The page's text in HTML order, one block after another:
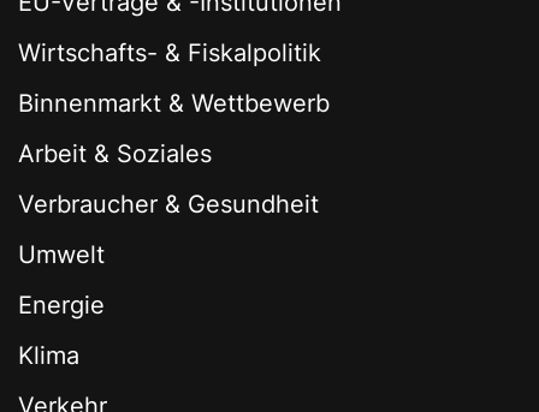
Wirtschafts- & Fiskalpolitik
Binnenmarkt & Wettbewerb
Arbeit & Soziales
Verbraucher & Gesundheit
Umwelt
Energie
Klima